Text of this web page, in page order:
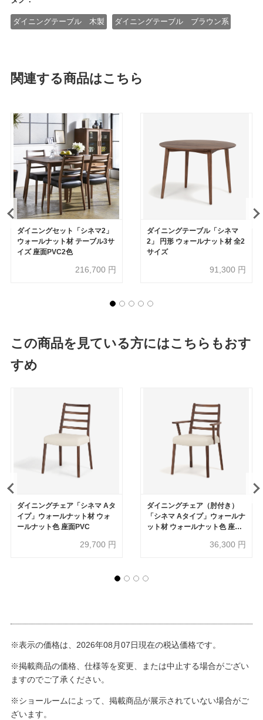
ダイニングテーブル 木製 ダイニングテーブル ブラウン系
関連する商品はこちら
ダイニングセット「シネマ2」
ウォールナット材 テーブル3サ
イズ 座面PVC2色
216,700 円
ダイニングテーブル「シネマ
2」 円形 ウォールナット材 全2
サイズ
91,300 円
この商品を見ている方にはこちらもおす
すめ
ダイニングチェア「シネマ Aタ
イプ」ウォールナット材 ウォ
ールナット色 座面PVC
29,700 円
ダイニングチェア（肘付き）
「シネマ Aタイプ」ウォールナ
ット材 ウォールナット色 座面
36,300 円
※表示の価格は、2026年08月07日現在の税込価格です。
※掲載商品の価格、仕様等を変更、または中止する場合がござい
ますのでご了承ください。
※ショールームによって、掲載商品が展示されていない場合がご
ざいます。